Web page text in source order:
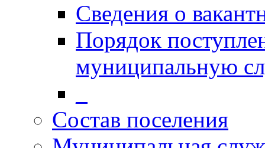
Сведения о
Порядок
муниципальную
Состав поселения